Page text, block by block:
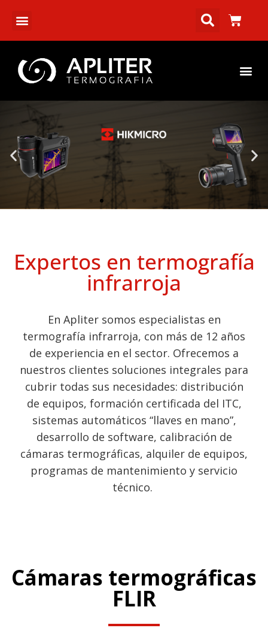
Conoce la marca que está revolucionando el mercado
termografico
Ver catálogo HIKMICRO
Expertos en termografía
infrarroja
En Apliter somos especialistas en
termografía infrarroja, con más de 12 años
de experiencia en el sector. Ofrecemos a
nuestros clientes soluciones integrales para
cubrir todas sus necesidades: distribución
de equipos, formación certificada del ITC,
sistemas automáticos “llaves en mano”,
desarrollo de software, calibración de
cámaras termográficas, alquiler de equipos,
programas de mantenimiento y servicio
técnico.
Cámaras termográficas
FLIR